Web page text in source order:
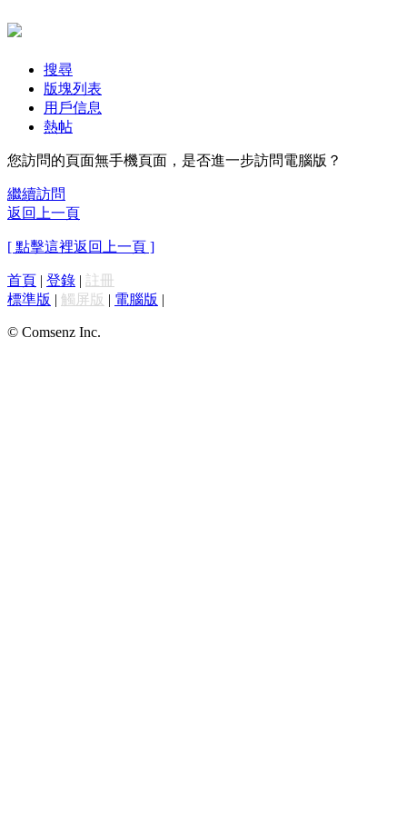
搜尋
版塊列表
用戶信息
熱帖
您訪問的頁面無手機頁面，是否進一步訪問電腦版？
繼續訪問
返回上一頁
[ 點擊這裡返回上一頁 ]
首頁 | 登錄 | 註冊
標準版 | 觸屏版 | 電腦版 |
© Comsenz Inc.